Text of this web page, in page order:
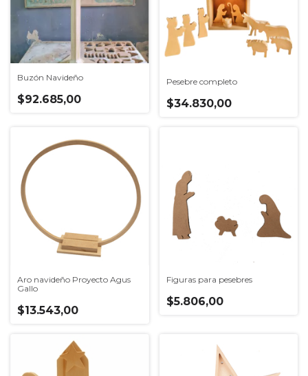
Buzón Navideño
$92.685,00
Pesebre completo
$34.830,00
Aro navideño Proyecto Agus
Gallo
$13.543,00
Figuras para pesebres
$5.806,00